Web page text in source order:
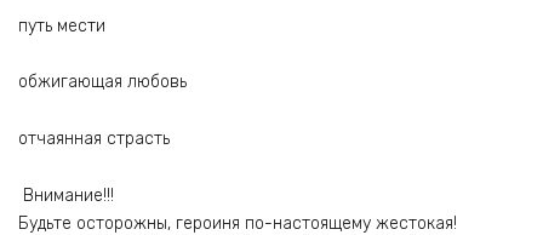
путь мести
обжигающая любовь
отчаянная страсть
Внимание!!!
Будьте осторожны, героиня по-настоящему жестокая!